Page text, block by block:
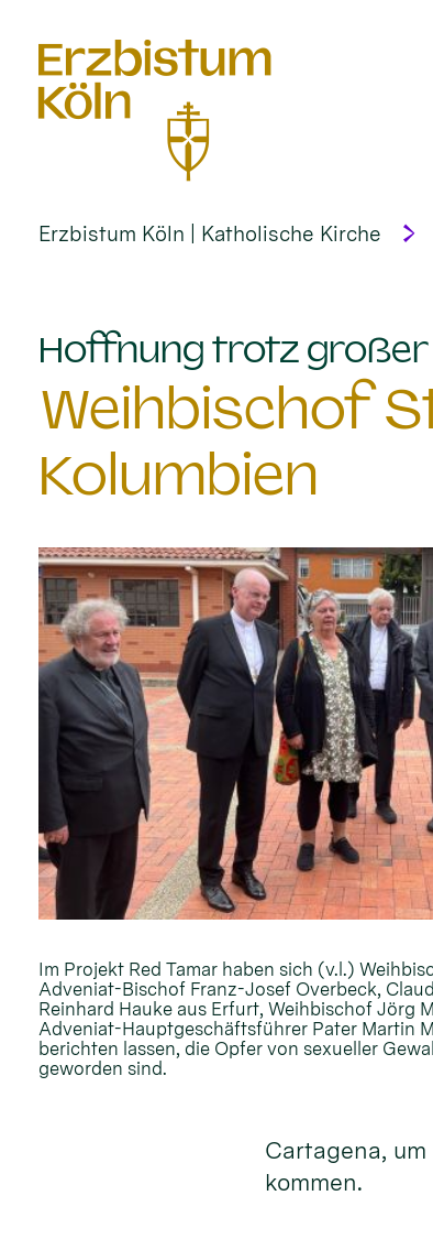
Erzbistum Köln | Katholische Kirche
Hoffnung trotz
Weihbischof
Kolumbien
Im Projekt Red Tamar haben sich (v.l.)
Adveniat-Bischof Franz-Josef Overbeck,
Reinhard Hauke aus Erfurt, Weihbischof Jörg
Adveniat-Hauptgeschäftsführer Pater Martin
berichten lassen, die Opfer von sexueller
geworden sind.
Cartagena,
kommen.